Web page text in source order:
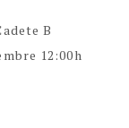
B
12:00h